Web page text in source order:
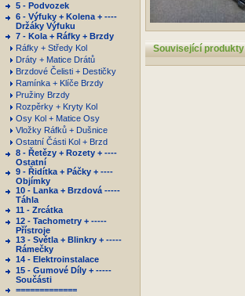
5 - Podvozek
6 - Výfuky + Kolena + ----
Držáky Výfuku
7 - Kola + Ráfky + Brzdy
Ráfky + Středy Kol
Dráty + Matice Drátů
Brzdové Čelisti + Destičky
Ramínka + Klíče Brzdy
Pružiny Brzdy
Rozpěrky + Kryty Kol
Osy Kol + Matice Osy
Vložky Ráfků + Dušnice
Ostatní Části Kol + Brzd
8 - Řetězy + Rozety + ----
Ostatní
9 - Řidítka + Páčky + ----
Objímky
10 - Lanka + Brzdová -----
Táhla
11 - Zrcátka
12 - Tachometry + -----
Přístroje
13 - Světla + Blinkry + -----
Rámečky
14 - Elektroinstalace
15 - Gumové Díly + -----
Součásti
=============
Související produkty